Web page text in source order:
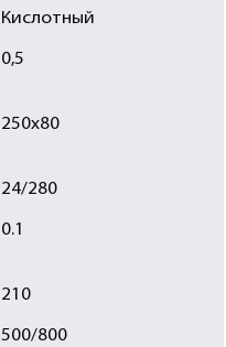
Кислотный
0,5
250х80
24/280
0.1
210
500/800